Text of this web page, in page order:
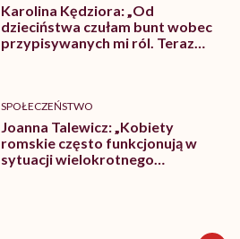
Karolina Kędziora: „Od
dzieciństwa czułam bunt wobec
przypisywanych mi ról. Teraz
SPOŁECZEŃSTWO
Joanna Talewicz: „Kobiety
romskie często funkcjonują w
sytuacji wielokrotnego